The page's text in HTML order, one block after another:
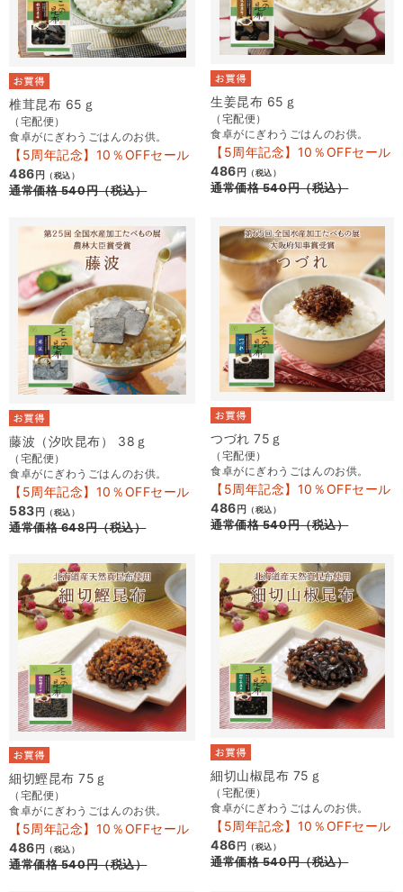
椎茸昆布 65ｇ
（宅配便）
食卓がにぎわうごはんのお供。
【5周年記念】10％OFFセール
486 円 （税込）
通常価格540円（税込）
生姜昆布 65ｇ
（宅配便）
食卓がにぎわうごはんのお供。
【5周年記念】10％OFFセール
486 円 （税込）
通常価格540円（税込）
藤波（汐吹昆布） 38ｇ
（宅配便）
食卓がにぎわうごはんのお供。
【5周年記念】10％OFFセール
583 円 （税込）
通常価格648円（税込）
つづれ 75ｇ
（宅配便）
食卓がにぎわうごはんのお供。
【5周年記念】10％OFFセール
486 円 （税込）
通常価格540円（税込）
細切鰹昆布 75ｇ
（宅配便）
食卓がにぎわうごはんのお供。
【5周年記念】10％OFFセール
486 円 （税込）
通常価格540円（税込）
細切山椒昆布 75ｇ
（宅配便）
食卓がにぎわうごはんのお供。
【5周年記念】10％OFFセール
486 円 （税込）
通常価格540円（税込）